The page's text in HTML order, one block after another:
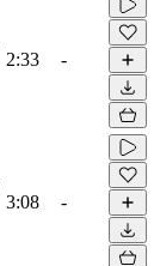
2:33 -
3:08 -